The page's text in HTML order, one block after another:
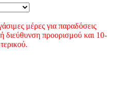
μέρες για παραδόσεις
διεύθυνση προορισμού και 10-